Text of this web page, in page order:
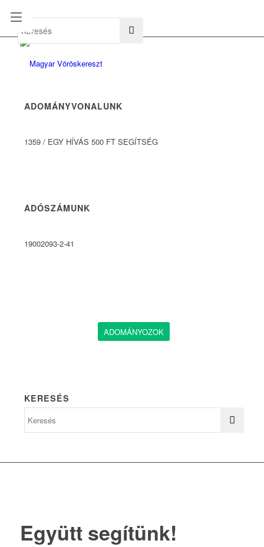
ADOMÁNYVONALUNK
1359 / EGY HÍVÁS 500 FT SEGÍTSÉG
ADÓSZÁMUNK
19002093-2-41
ADOMÁNYOZOK
KERESÉS
Együtt segítünk!